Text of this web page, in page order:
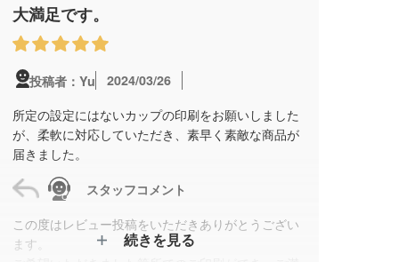
大満足です。
投稿者：Yu
2024/03/26
所定の設定にはないカップの印刷をお願いしました
が、柔軟に対応していただき、素早く素敵な商品が
届きました。
スタッフコメント
この度はレビュー投稿をいただきありがとうござい
ます。
続きを見る